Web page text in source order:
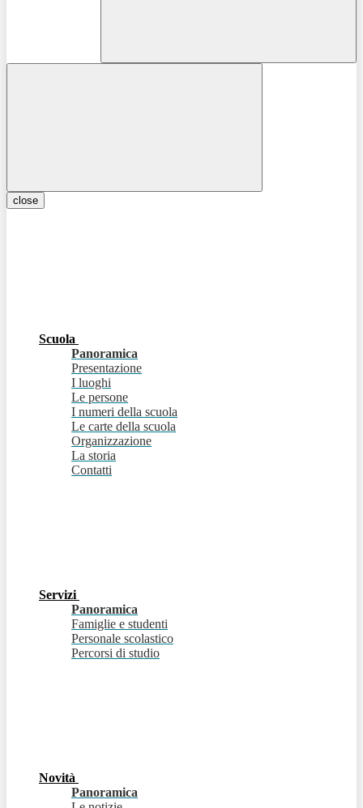
close
Scuola
Panoramica
Presentazione
I luoghi
Le persone
I numeri della scuola
Le carte della scuola
Organizzazione
La storia
Contatti
Servizi
Panoramica
Famiglie e studenti
Personale scolastico
Percorsi di studio
Novità
Panoramica